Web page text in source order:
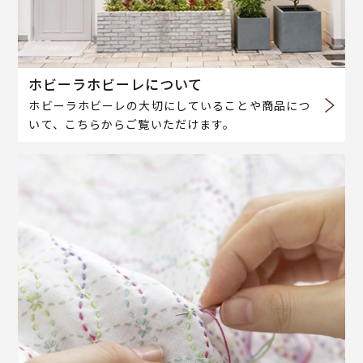
ホビーラホビーレについて
ホビーラホビーレの大切にしていることや商品につ
いて、こちらからご覧いただけます。